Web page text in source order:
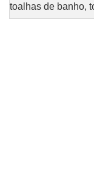
toalhas de banho,